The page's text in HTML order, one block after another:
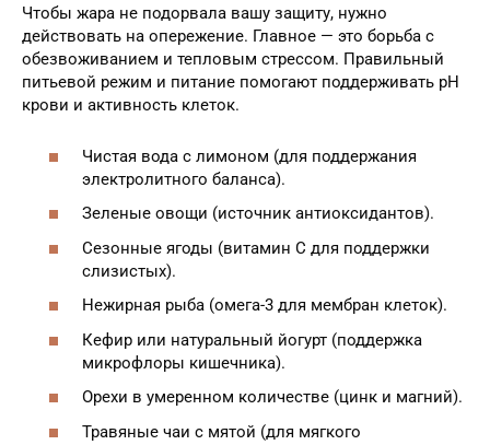
Чтобы жара не подорвала вашу защиту, нужно
действовать на опережение. Главное — это борьба с
обезвоживанием и тепловым стрессом. Правильный
питьевой режим и питание помогают поддерживать pH
крови и активность клеток.
Чистая вода с лимоном (для поддержания
электролитного баланса).
Зеленые овощи (источник антиоксидантов).
Сезонные ягоды (витамин С для поддержки
слизистых).
Нежирная рыба (омега-3 для мембран клеток).
Кефир или натуральный йогурт (поддержка
микрофлоры кишечника).
Орехи в умеренном количестве (цинк и магний).
Травяные чаи с мятой (для мягкого